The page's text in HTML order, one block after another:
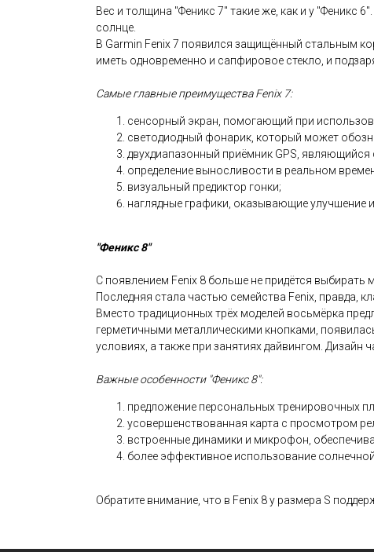
Вес и толщина "Феникс 7" такие же, как и у "Феникс
солнце.
В Garmin Fenix 7 появился защищённый стальным
иметь одновременно и сапфировое стекло, и
Самые главные преимущества Fenix 7:
сенсорный экран, помогающий при
светодиодный фонарик, который может
двухдиапазонный приёмник GPS,
определение выносливости в реальном
визуальный предиктор гонки;
наглядные графики, оказывающие улучшение
"Феникс 8"
С появлением Fenix 8 больше не придётся выбирать
Последняя стала частью семейства Fenix, правда,
Вместо традиционных трёх моделей восьмёрка
герметичными металлическими кнопками,
условиях, а также при занятиях дайвингом. Дизайн
Важные особенности "Феникс 8":
предложение персональных тренировочных
усовершенствованная карта с просмотром
встроенные динамики и микрофон,
более эффективное использование
Обратите внимание, что в Fenix 8 у размера S